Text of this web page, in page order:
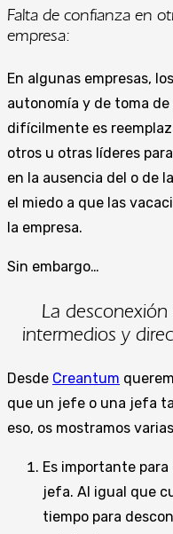
Falta de confianza en
empresa:
En algunas empresas,
autonomía y de toma
difícilmente es
otros u otras líderes
en la ausencia del o de
el miedo a que las
la empresa.
Sin embargo…
La
intermedios y
Desde Creantum
que un jefe o una jefa
eso, os mostramos
Es importante
jefa. Al igual que
tiempo para